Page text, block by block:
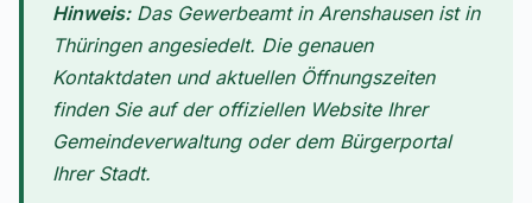
Hinweis:Das Gewerbeamt in Arenshausen ist in
Thüringen angesiedelt. Die genauen
Kontaktdaten und aktuellen Öffnungszeiten
finden Sie auf der offiziellen Website Ihrer
Gemeindeverwaltung oder dem Bürgerportal
Ihrer Stadt.